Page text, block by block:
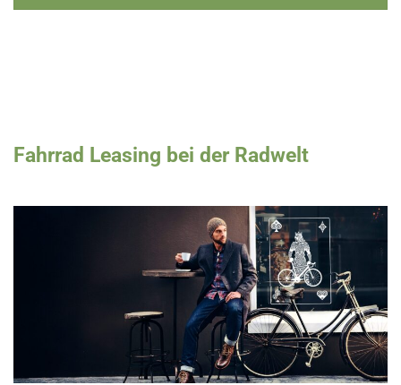
Fahrrad Leasing bei der Radwelt